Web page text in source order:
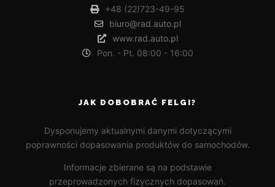
+48 (22)723-49-95
biuro@rad.auto.pl
www.rad.auto.pl
Pon. - Pt. 08:00 - 16:00
JAK DOBOBRAĆ FELGI?
Dysponujemy aktualnymi danymi dotyczącymi
poprawności dopasowania produktów do samochodów.
Informacje zbierane są na podstawie
przeprowadzonych fizycznych dopasowań.